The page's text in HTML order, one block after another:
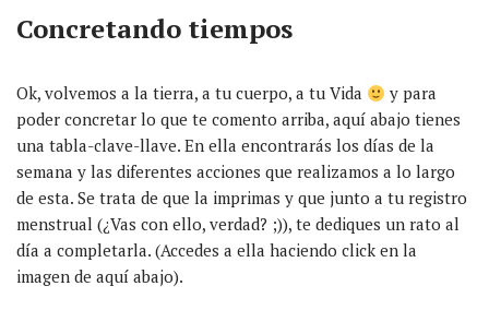
Concretando tiempos
Ok, volvemos a la tierra, a tu cuerpo, a tu Vida
y para
poder concretar lo que te comento arriba, aquí abajo tienes
una tabla-clave-llave. En ella encontrarás los días de la
semana y las diferentes acciones que realizamos a lo largo
de esta. Se trata de que la imprimas y que junto a tu registro
menstrual (¿Vas con ello, verdad? ;)), te dediques un rato al
día a completarla. (Accedes a ella haciendo click en la
imagen de aquí abajo).